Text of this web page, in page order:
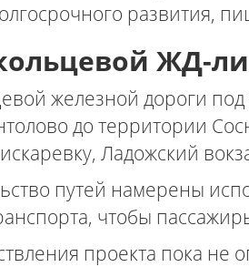
развития,
ЖД-
железной дороги
до территории
Ладожский
путей намерены
чтобы
проекта пока не